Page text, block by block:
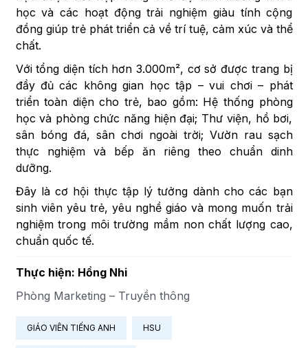
học và các hoạt động trải nghiệm giàu tính cộng
đồng giúp trẻ phát triển cả về trí tuệ, cảm xúc và thể
chất.
Với tổng diện tích hơn 3.000m², cơ sở được trang bị
đầy đủ các không gian học tập – vui chơi – phát
triển toàn diện cho trẻ, bao gồm: Hệ thống phòng
học và phòng chức năng hiện đại; Thư viện, hồ bơi,
sân bóng đá, sân chơi ngoài trời; Vườn rau sạch
thực nghiệm và bếp ăn riêng theo chuẩn dinh
dưỡng.
Đây là cơ hội thực tập lý tưởng dành cho các bạn
sinh viên yêu trẻ, yêu nghề giáo và mong muốn trải
nghiệm trong môi trường mầm non chất lượng cao,
chuẩn quốc tế.
Thực hiện: Hồng Nhi
Phòng Marketing – Truyền thông
GIÁO VIÊN TIẾNG ANH HSU